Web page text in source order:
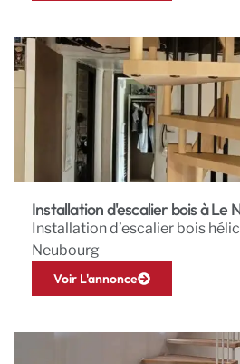
Installation d'escalier bois à Le
Installation d’escalier bois
Neubourg
Voir L'annonce